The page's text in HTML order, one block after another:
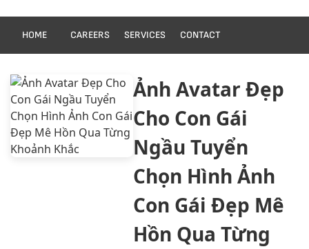
HOME CAREERS SERVICES CONTACT
Ảnh Avatar Đẹp
Cho Con Gái
Ngầu Tuyển
Chọn Hình Ảnh
Con Gái Đẹp Mê
Hồn Qua Từng